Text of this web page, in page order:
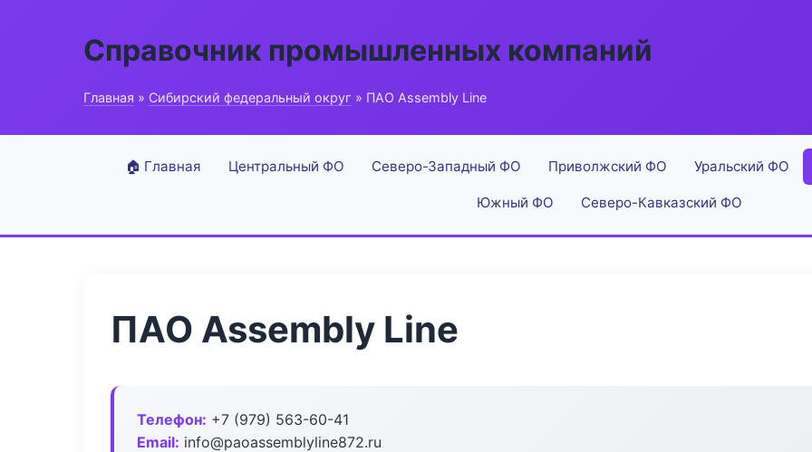
Справочник промышленных компаний
Главная » Сибирский федеральный округ » ПАО Assembly Line
🏠 Главная Центральный ФО Северо-Западный ФО Приволжский ФО Уральский ФО
Южный ФО Северо-Кавказский ФО
ПАО Assembly Line
Телефон: +7 (979) 563-60-41
Email: info@paoassemblyline872.ru